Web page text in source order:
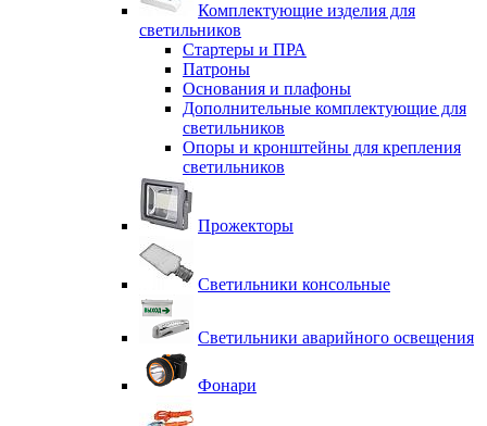
Комплектующие изделия для
светильников
Стартеры и ПРА
Патроны
Основания и плафоны
Дополнительные комплектующие для
светильников
Опоры и кронштейны для крепления
светильников
Прожекторы
Светильники консольные
Светильники аварийного освещения
Фонари